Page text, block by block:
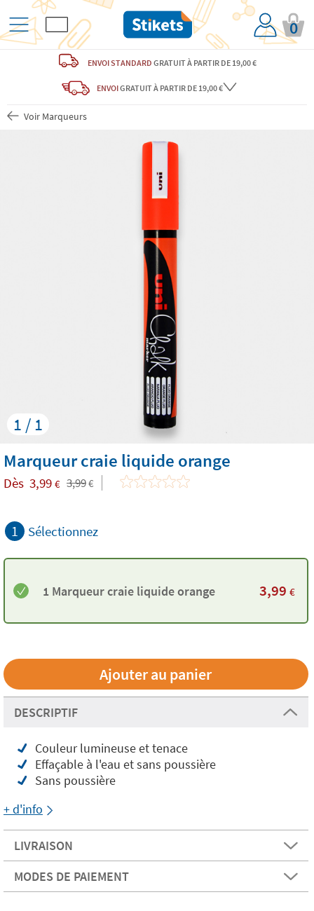
0
ENVOI STANDARD GRATUITÀ PARTIR DE 19,00 €
ENVOIGRATUITÀ PARTIR DE 19,00 €
Voir Marqueurs
1 / 1
Marqueur craie liquide orange
Dès 3,99 € 3,99€
1 Sélectionnez
1 Marqueur craie liquide orange 3,99 €
DESCRIPTIF
Couleur lumineuse et tenace
Effaçable à l'eau et sans poussière
Sans poussière
+ d'info
LIVRAISON
MODES DE PAIEMENT